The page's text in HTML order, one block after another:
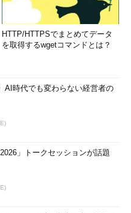
るときは、東京に出張しま
ションはうまくいくように思
くさん降るんでしょう？
HTTP/HTTPSでまとめてデータ
を取得するwgetコマンドとは？
AI時代でも変わらない経営者の
」トークセッションが話題